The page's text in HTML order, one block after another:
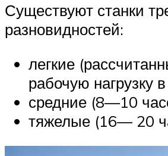
Существуют станки
разновидностей:
легкие
рабочую нагрузку
средние (8—10
тяжелые (16— 20